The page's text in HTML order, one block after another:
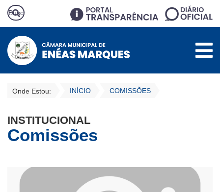
Onde Estou: INÍCIO COMISSÕES
INSTITUCIONAL
Comissões